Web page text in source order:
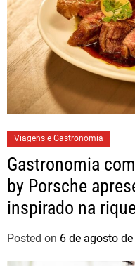
Viagens e Gastronomia
Gastronomia
by Porsche
inspirado na
brasileiros
Posted on 6 de agosto